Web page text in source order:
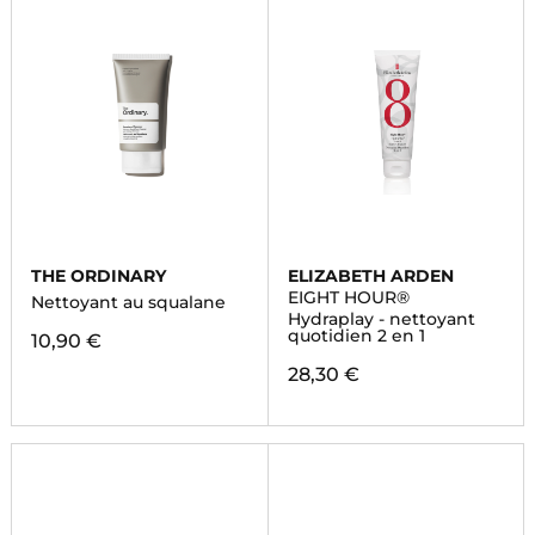
THE ORDINARY
Nettoyant au squalane
10,90 €
ELIZABETH ARDEN
EIGHT HOUR®
Hydraplay - nettoyant
quotidien 2 en 1
28,30 €